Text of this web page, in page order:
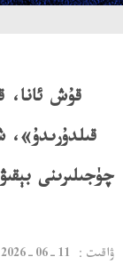
قۇش ئانا،
قىلدۇرىدۇ»،
چۈجىلىرىنى
2026-06-11 ：ۋاقىت